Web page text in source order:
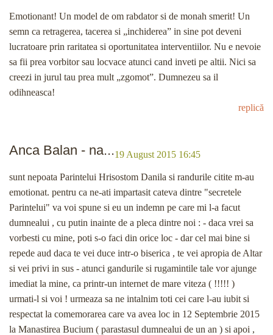
Emotionant! Un model de om rabdator si de monah smerit! Un
semn ca retragerea, tacerea si „inchiderea” in sine pot deveni
lucratoare prin raritatea si oportunitatea interventiilor. Nu e nevoie
sa fii prea vorbitor sau locvace atunci cand inveti pe altii. Nici sa
creezi in jurul tau prea mult „zgomot”. Dumnezeu sa il
odihneasca!
replică
Anca Balan - na...19 August 2015 16:45
sunt nepoata Parintelui Hrisostom Danila si randurile citite m-au
emotionat. pentru ca ne-ati impartasit cateva dintre "secretele
Parintelui" va voi spune si eu un indemn pe care mi l-a facut
dumnealui , cu putin inainte de a pleca dintre noi : - daca vrei sa
vorbesti cu mine, poti s-o faci din orice loc - dar cel mai bine si
repede aud daca te vei duce intr-o biserica , te vei apropia de Altar
si vei privi in sus - atunci gandurile si rugamintile tale vor ajunge
imediat la mine, ca printr-un internet de mare viteza ( !!!!! )
urmati-l si voi ! urmeaza sa ne intalnim toti cei care l-au iubit si
respectat la comemorarea care va avea loc in 12 Septembrie 2015
la Manastirea Bucium ( parastasul dumnealui de un an ) si apoi ,